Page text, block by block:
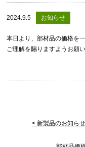
2024.9.5 お知らせ
本日より、部材品の価格を
ご理解を賜りますようお願
< 新製品のお知ら